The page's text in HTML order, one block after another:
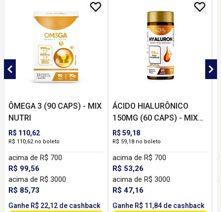
ÔMEGA 3 (90 CAPS) - MIX
NUTRI
R$ 110,62
R$ 110,62 no boleto
acima de R$ 700
R$ 99,56
acima de R$ 3000
R$ 85,73
Ganhe R$ 22,12 de cashback
ÁCIDO HIALURÔNICO
150MG (60 CAPS) - MIX
NUTRI
R$ 59,18
R$ 59,18 no boleto
acima de R$ 700
R$ 53,26
acima de R$ 3000
R$ 47,16
Ganhe R$ 11,84 de cashback